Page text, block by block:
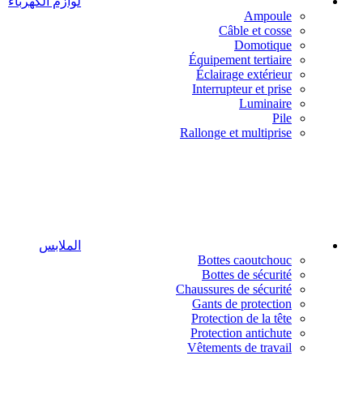
Ampoule
Câble et cosse
Domotique
Équipement tertiaire
Éclairage extérieur
Interrupteur et prise
Luminaire
Pile
Rallonge et multiprise
الملابس
Bottes caoutchouc
Bottes de sécurité
Chaussures de sécurité
Gants de protection
Protection de la tête
Protection antichute
Vêtements de travail